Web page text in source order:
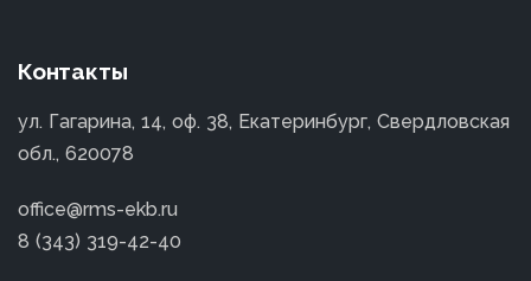
Контакты
ул. Гагарина, 14, оф. 38, Екатеринбург, Свердловская
обл., 620078
office@rms-ekb.ru
8 (343) 319-42-40